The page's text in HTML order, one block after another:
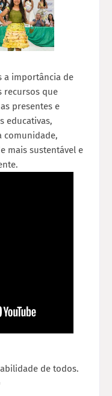
a importância de
recursos que
presentes e
educativas,
comunidade,
mais sustentável e
de todos.